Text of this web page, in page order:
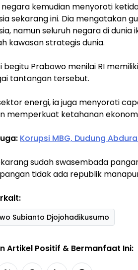
negara kemudian menyoroti
sekarang ini. Dia mengatakan
namun seluruh negara di
kawasan strategis dunia.
begitu Prabowo menilai RI
tantangan tersebut.
energi, ia juga menyoroti
memperkuat ketahanan
Korupsi MBG, Dudung
sudah swasembada
tidak ada republik
Subianto Djojohadikusumo
Artikel Positif & Bermanfaat Ini: